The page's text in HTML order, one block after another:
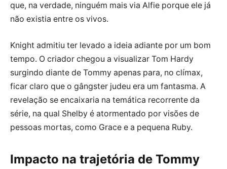
que, na verdade, ninguém mais via Alfie porque ele já
não existia entre os vivos.
Knight admitiu ter levado a ideia adiante por um bom
tempo. O criador chegou a visualizar Tom Hardy
surgindo diante de Tommy apenas para, no clímax,
ficar claro que o gângster judeu era um fantasma. A
revelação se encaixaria na temática recorrente da
série, na qual Shelby é atormentado por visões de
pessoas mortas, como Grace e a pequena Ruby.
Impacto na trajetória de Tommy